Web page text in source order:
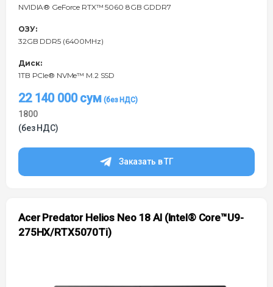
NVIDIA® GeForce RTX™ 5060 8GB GDDR7
ОЗУ:
32GB DDR5 (6400MHz)
Диск:
1TB PCIe® NVMe™ M.2 SSD
22 140 000сум
1800
(без НДС)
Заказать в ТГ
Acer Predator Helios Neo 18 AI (Intel® Core™U9-
275HX/RTX5070Ti)